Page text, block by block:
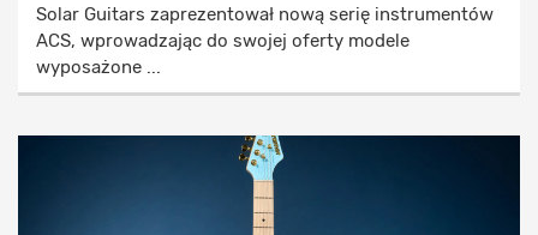
Solar Guitars zaprezentował nową serię instrumentów
ACS, wprowadzając do swojej oferty modele
wyposażone ...